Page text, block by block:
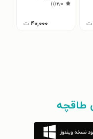
ت
۲٫۰(۱)
۴۰,۰۰۰ ت
طاقچه